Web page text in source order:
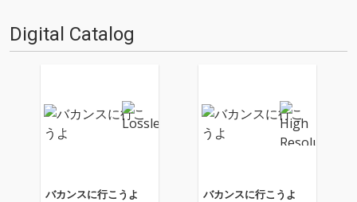
Digital Catalog
バカンスに行こうよ バカンスに行こうよ